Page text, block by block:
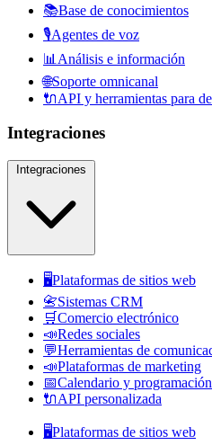
📚Base de conocimientos
🎙️Agentes de voz
📊 Análisis e información
🌐Soporte omnicanal
🔌API y herramientas para
Integraciones
🖥️Plataformas de sitios web
📇Sistemas CRM
🛒Comercio electrónico
📣Redes sociales
💬Herramientas de
📣Plataformas de marketing
📅Calendario y programación
🔌API personalizada
🖥️Plataformas de sitios web